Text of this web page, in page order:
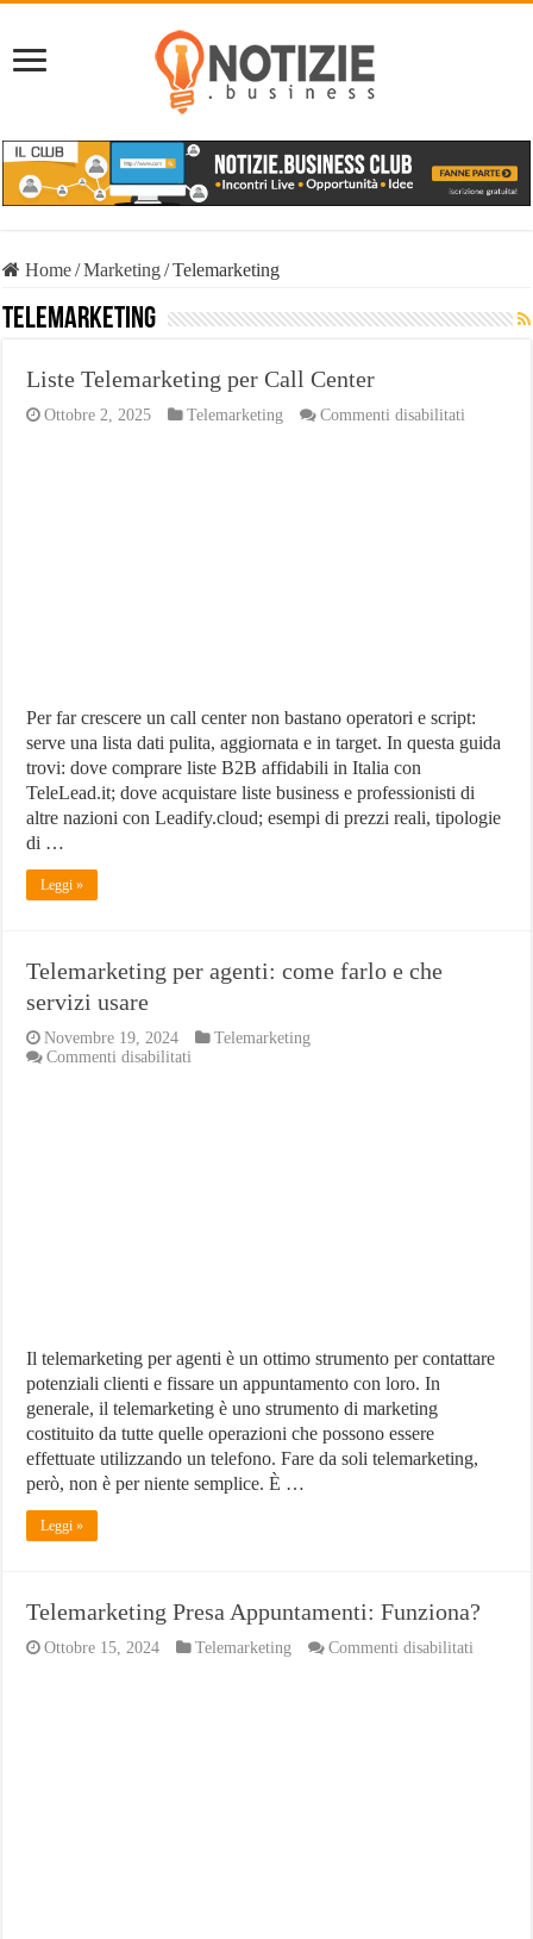
Home/Marketing/Telemarketing
Telemarketing
Liste Telemarketing per Call Center
Ottobre 2, 2025 Telemarketing Commenti disabilitati
Per far crescere un call center non bastano operatori e script:
serve una lista dati pulita, aggiornata e in target. In questa guida
trovi: dove comprare liste B2B affidabili in Italia con
TeleLead.it; dove acquistare liste business e professionisti di
altre nazioni con Leadify.cloud; esempi di prezzi reali, tipologie
di …
Leggi »
Telemarketing per agenti: come farlo e che
servizi usare
Novembre 19, 2024
Telemarketing
Commenti disabilitati
Il telemarketing per agenti è un ottimo strumento per contattare
potenziali clienti e fissare un appuntamento con loro. In
generale, il telemarketing è uno strumento di marketing
costituito da tutte quelle operazioni che possono essere
effettuate utilizzando un telefono. Fare da soli telemarketing,
però, non è per niente semplice. È …
Leggi »
Telemarketing Presa Appuntamenti: Funziona?
Ottobre 15, 2024 Telemarketing Commenti disabilitati